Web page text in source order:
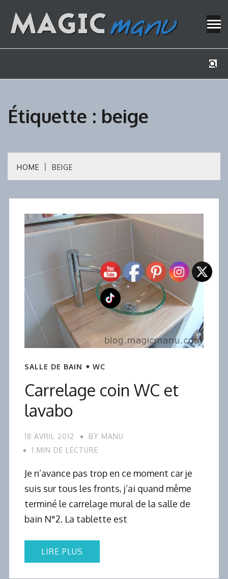
content
Étiquette : beige
HOME BEIGE
SALLE DE BAIN WC
Carrelage coin WC et
lavabo
18 AVRIL 2012 BY MANU
1 MIN DE LECTURE
Je n’avance pas trop en ce moment car je
suis sur tous les fronts, j’ai quand même
terminé le carrelage mural de la salle de
bain N°2. La tablette est
LIRE PLUS